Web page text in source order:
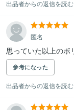
出品者からの返信を読む
匿名
思っていた以上のボ
参考になった
出品者からの返信を読む